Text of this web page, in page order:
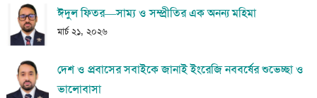
ঈদুল ফিতর—সাম্য ও সম্প্রীতির এক অনন্য মহিমা
মার্চ ২১, ২০২৬
দেশ ও প্রবাসের সবাইকে জানাই ইংরেজি নববর্ষের শুভেচ্ছা ও
ভালোবাসা